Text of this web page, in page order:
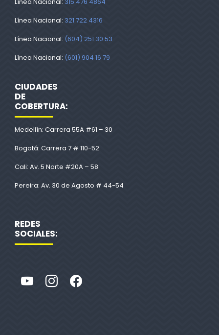
Línea Nacional: 321 722 4316
Línea Nacional: (604) 251 30 53
Línea Nacional: (601) 904 16 79
CIUDADES
DE
COBERTURA:
Medellín: Carrera 55A #61 – 30
Bogotá: Carrera 7 # 110-52
Cali: Av. 5 Norte #20A – 58
Pereira: Av. 30 de Agosto # 44-54
REDES
SOCIALES: